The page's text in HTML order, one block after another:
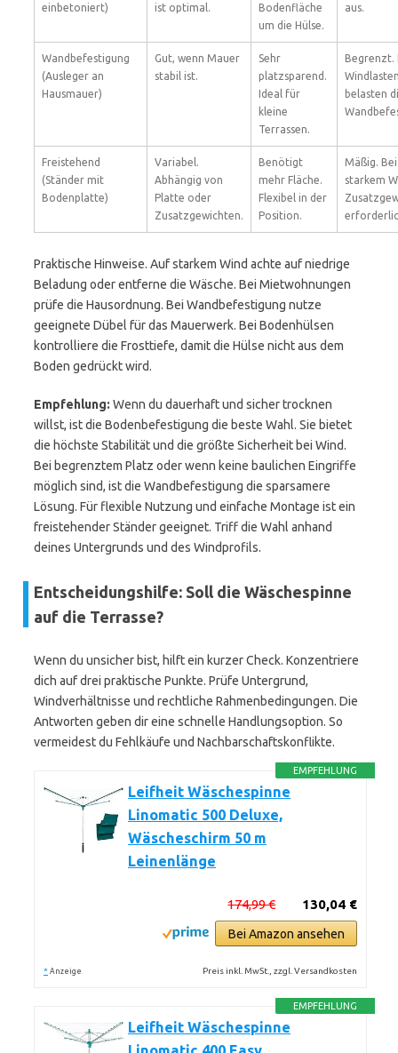
einbetoniert)
ist optimal.
Bodenfläche
um die Hülse.
aus.
Wandbefestigung
(Ausleger an
Hausmauer)
Gut, wenn Mauer
stabil ist.
Sehr
platzsparend.
Ideal für
kleine
Terrassen.
Begrenzt.
belasten
Freistehend
(Ständer mit
Bodenplatte)
Variabel.
Abhängig von
Platte oder
Zusatzgewichten.
Benötigt
mehr Fläche.
Flexibel in der
Position.
Mäßig. Bei
starkem
Praktische Hinweise. Auf starkem Wind achte auf niedrige
Beladung oder entferne die Wäsche. Bei Mietwohnungen
prüfe die Hausordnung. Bei Wandbefestigung nutze
geeignete Dübel für das Mauerwerk. Bei Bodenhülsen
kontrolliere die Frosttiefe, damit die Hülse nicht aus dem
Boden gedrückt wird.
Empfehlung: Wenn du dauerhaft und sicher trocknen
willst, ist die Bodenbefestigung die beste Wahl. Sie bietet
die höchste Stabilität und die größte Sicherheit bei Wind.
Bei begrenztem Platz oder wenn keine baulichen Eingriffe
möglich sind, ist die Wandbefestigung die sparsamere
Lösung. Für flexible Nutzung und einfache Montage ist ein
freistehender Ständer geeignet. Triff die Wahl anhand
deines Untergrunds und des Windprofils.
Entscheidungshilfe: Soll die Wäschespinne
auf die Terrasse?
Wenn du unsicher bist, hilft ein kurzer Check. Konzentriere
dich auf drei praktische Punkte. Prüfe Untergrund,
Windverhältnisse und rechtliche Rahmenbedingungen. Die
Antworten geben dir eine schnelle Handlungsoption. So
vermeidest du Fehlkäufe und Nachbarschaftskonflikte.
EMPFEHLUNG
Leifheit Wäschespinne
Linomatic 500 Deluxe,
Wäscheschirm 50 m
Leinenlänge
130,04 €
174,99 €
Bei Amazon ansehen
* Anzeige Preis inkl. MwSt., zzgl. Versandkosten
EMPFEHLUNG
Leifheit Wäschespinne